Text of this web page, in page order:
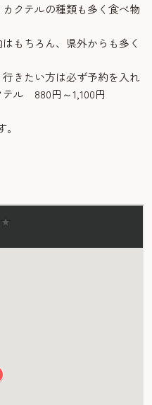
クテルの種類も多く食べ物
もちろん、県外からも多く
きたい方は必ず予約を入れ
ル 880円～1,100円